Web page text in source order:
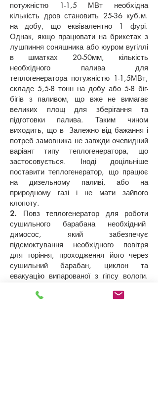
потужністю 1-1,5 МВт необхідна
кількість дров становить 25-36 куб.м.
на добу, що еквівалентно 1 фурі.
Однак, якщо працювати на брикетах з
лушпиння соняшника або юуром вугіллі
в шматках 20-50мм, кількість
необхідного палива для
теплогенератора потужністю 1-1,5МВт,
складе 5,5-8 тонн на добу або 5-8 біг-
бігів з паливом, що вже не вимагає
великих площ для зберігання та
підготовки палива. Таким чином
виходить, що в Залежно від бажання і
потреб замовника не завжди очевидний
варіант типу теплогенератора, що
застосовується. Іноді доцільніше
поставити теплогенератор, що працює
на дизельному паливі, або на
природному газі і не мати зайвого
клопоту.
2. Повз теплогенератор для роботи
сушильного барабана необхідний
димосос, який забезпечує
підсмоктування необхідного повітря
для горіння, проходження його через
сушильний барабан, циклон та
евакуацію випарованої з гіпсу вологи.
годину, з урахуванням вологості на